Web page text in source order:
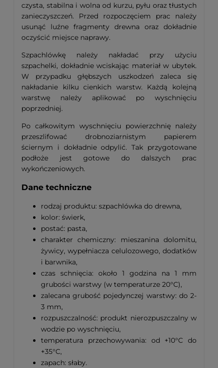
czysta, stabilna i wolna od kurzu, pyłu oraz tłustych
zanieczyszczeń. Przed rozpoczęciem prac należy
usunąć luźne fragmenty drewna oraz dokładnie
oczyścić miejsce naprawy.
Szpachlówkę należy nakładać przy użyciu
szpachelki, dokładnie wciskając materiał w ubytek.
W przypadku głębszych uszkodzeń zaleca się
nakładanie kilku cienkich warstw. Każdą kolejną
warstwę należy aplikować po wyschnięciu
poprzedniej.
Po całkowitym wyschnięciu powierzchnię należy
przeszlifować drobnoziarnistym papierem
ściernym i dokładnie odpylić. Tak przygotowane
podłoże jest gotowe do dalszych prac
wykończeniowych.
Dane techniczne
rodzaj produktu: szpachlówka do drewna,
kolor: świerk,
postać: pasta,
charakter chemiczny: mieszanina dolomitu,
żywicy, wypełniacza celulozowego, dodatków
i barwnika,
czas schnięcia: około 1 godzina na 1 mm
grubości warstwy (w temperaturze 20°C),
zalecana grubość pojedynczej warstwy: do 2-
3 mm,
rozpuszczalność: produkt nierozpuszczalny w
wodzie po wyschnięciu,
temperatura przechowywania: od +10°C do
+35°C,
zapach: słaby.